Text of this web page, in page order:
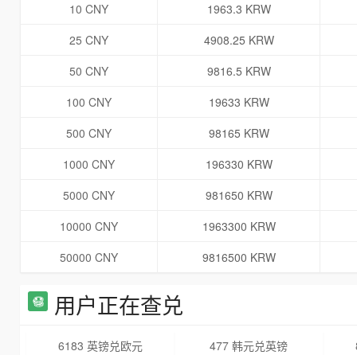
10 CNY
1963.3 KRW
25 CNY
4908.25 KRW
50 CNY
9816.5 KRW
100 CNY
19633 KRW
500 CNY
98165 KRW
1000 CNY
196330 KRW
5000 CNY
981650 KRW
10000 CNY
1963300 KRW
50000 CNY
9816500 KRW
用户正在查兑
6183 英镑兑欧元 477 韩元兑英镑